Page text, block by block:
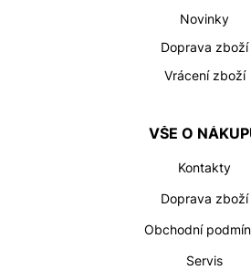
Novinky
Doprava zboží
Vrácení zboží
VŠE O
Kontakty
Doprava zboží
Obchodní
Servis